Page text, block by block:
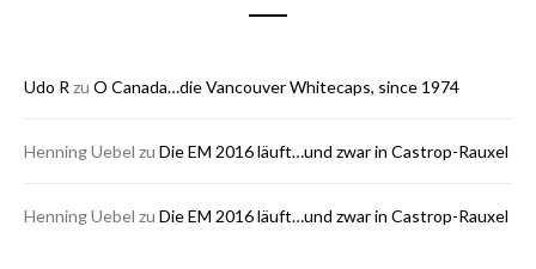
Udo R zu O Canada…die Vancouver Whitecaps, since 1974
Henning Uebel zu Die EM 2016 läuft…und zwar in Castrop-Rauxel
Henning Uebel zu Die EM 2016 läuft…und zwar in Castrop-Rauxel